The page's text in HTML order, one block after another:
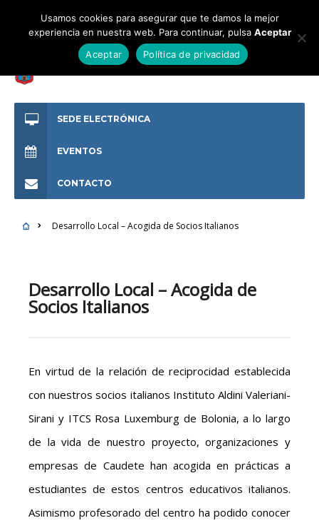
SEDE ELECTRÓNICA
EVENTOS
CONTACTO
Desarrollo Local – Acogida de Socios Italianos
Desarrollo Local – Acogida de
Socios Italianos
En virtud de la relación de reciprocidad establecida
con nuestros socios italianos Instituto Aldini Valeriani-
Sirani y ITCS Rosa Luxemburg de Bolonia, a lo largo
de la vida de nuestro proyecto, organizaciones y
empresas de Caudete han acogida en prácticas a
estudiantes de estos centros educativos italianos.
Asimismo profesorado del centro ha podido conocer
Usamos cookies para asegurar que te damos la mejor
experiencia en nuestra web. Para continuar, pulsa Aceptar
Aceptar
Política de privacidad